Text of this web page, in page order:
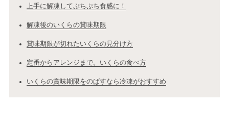
上手に解凍してぷちぷち食感に！
解凍後のいくらの賞味期限
賞味期限が切れたいくらの見分け方
定番からアレンジまで。いくらの食べ方
いくらの賞味期限をのばすなら冷凍がおすすめ